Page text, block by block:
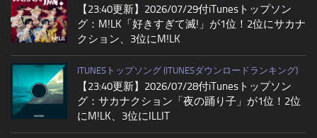
【23:40更新】2026/07/29付iTunesトップソン
グ：M!LK「好きすぎて滅!」が1位！2位にサカナ
クション、3位にM!LK
ITUNESトップソング (ITUNESダウンロードランキング)
【23:40更新】2026/07/28付iTunesトップソン
グ：サカナクション「夜の踊り子」が1位！2位
にM!LK、3位にILLIT